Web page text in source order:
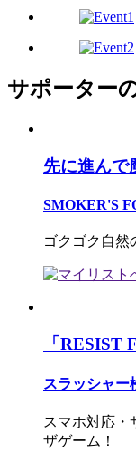
サポーター
先に進んで
SMOKER'S
ゴクゴク自然
「RESIST
スラッシャー
スマホ対応・
ザゲーム！